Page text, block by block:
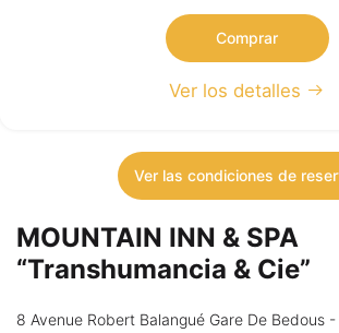
Comprar
Ver los detalles
Ver las condiciones de
MOUNTAIN INN & SPA
“Transhumancia & Cie”
8 Avenue Robert Balangué Gare De Bedous